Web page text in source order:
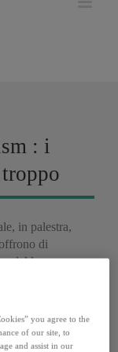
: i
in palestra,
di
dal lavoro.
di
63% ha rivelato
è sempre attivo
you agree to the
of our site, to
and assist in our